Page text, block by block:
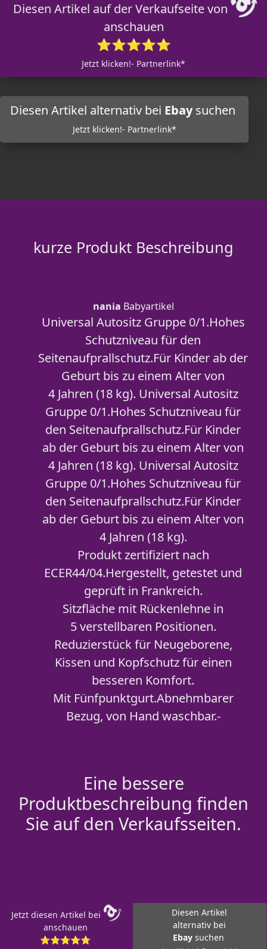
Diesen Artikel auf der Verkaufseite von
anschauen
⭐⭐⭐⭐⭐
Jetzt klicken!- Partnerlink*
Diesen Artikel alternativ bei Ebaysuchen
Jetzt klicken!- Partnerlink*
kurze Produkt Beschreibung
nania Babyartikel
Universal Autositz Gruppe 0/1.Hohes
Schutzniveau für den
Seitenaufprallschutz.Für Kinder ab der
Geburt bis zu einem Alter von
4 Jahren (18 kg). Universal Autositz
Gruppe 0/1.Hohes Schutzniveau für
den Seitenaufprallschutz.Für Kinder
ab der Geburt bis zu einem Alter von
4 Jahren (18 kg). Universal Autositz
Gruppe 0/1.Hohes Schutzniveau für
den Seitenaufprallschutz.Für Kinder
ab der Geburt bis zu einem Alter von
4 Jahren (18 kg).
Produkt zertifiziert nach
ECER44/04.Hergestellt, getestet und
geprüft in Frankreich.
Sitzfläche mit Rückenlehne in
5 verstellbaren Positionen.
Reduzierstück für Neugeborene,
Kissen und Kopfschutz für einen
besseren Komfort.
Mit Fünfpunktgurt.Abnehmbarer
Bezug, von Hand waschbar.-
Eine bessere
Produktbeschreibung finden
Sie auf den Verkaufsseiten.
Jetzt diesen Artikel bei
anschauen
⭐⭐⭐⭐⭐
Diesen Artikel
alternativ bei
Ebay suchen